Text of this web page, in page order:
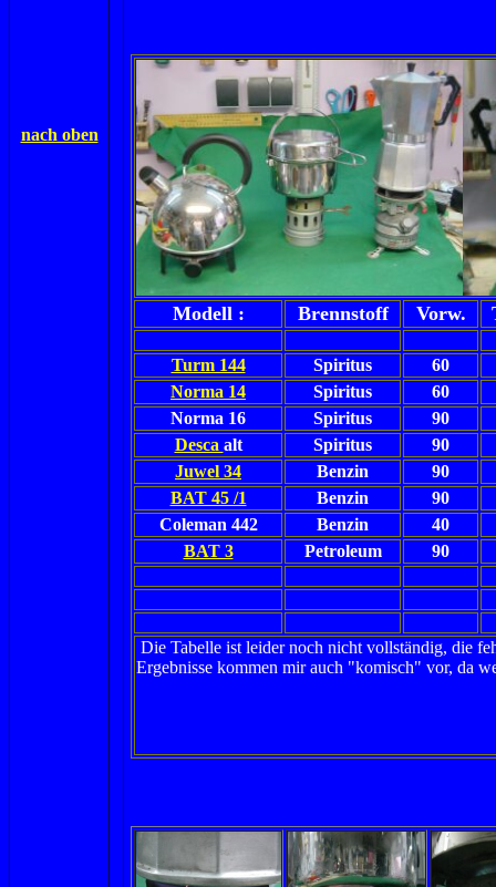
nach oben
Modell : Brennstoff Vorw.
Turm 144 Spiritus
60
Norma 14
Spiritus
60
Norma 16
Spiritus
90
Desca alt Spiritus
90
Juwel 34
Benzin
90
BAT 45 /1
Benzin
90
Coleman 442
Benzin
40
BAT 3
Petroleum 90
Die Tabelle ist leider noch nicht vollständig, die
Ergebnisse kommen mir auch "komisch" vor, da